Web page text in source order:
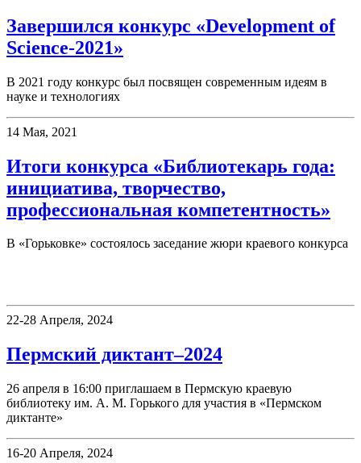
Завершился конкурс «Development of
Science-2021»
В 2021 году конкурс был посвящен современным идеям в
науке и технологиях
14 Мая, 2021
Итоги конкурса «Библиотекарь года:
инициатива, творчество,
профессиональная компетентность»
В «Горьковке» состоялось заседание жюри краевого конкурса
22-28 Апреля, 2024
Пермский диктант–2024
26 апреля в 16:00 приглашаем в Пермскую краевую
библиотеку им. А. М. Горького для участия в «Пермском
диктанте»
16-20 Апреля, 2024